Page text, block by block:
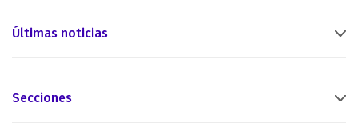
Últimas noticias
Secciones